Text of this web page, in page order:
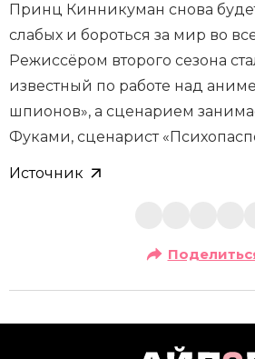
Принц Кинникуман снова
слабых и бороться за мир во
Режиссёром второго сезона
известный по работе над
шпионов», а сценарием
Фуками, сценарист
Источник